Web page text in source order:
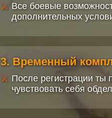
Все боевые
дополнительных
3. Временный
После регистрации ты
чувствовать себя